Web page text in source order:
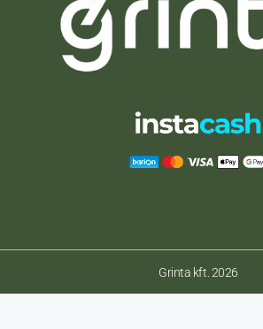
Grinta kft. 2026